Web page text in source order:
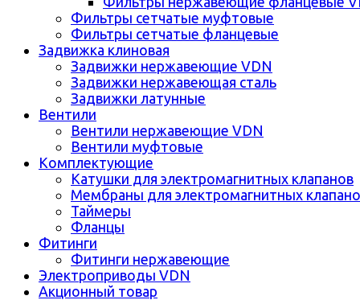
Фильтры сетчатые муфтовые
Фильтры сетчатые фланцевые
Задвижка клиновая
Задвижки нержавеющие VDN
Задвижки нержавеющая сталь
Задвижки латунные
Вентили
Вентили нержавеющие VDN
Вентили муфтовые
Комплектующие
Катушки для электромагнитных клапанов
Мембраны для электромагнитных
Таймеры
Фланцы
Фитинги
Фитинги нержавеющие
Электроприводы VDN
Акционный товар